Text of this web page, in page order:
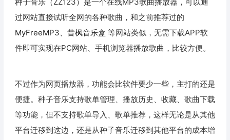
过网站直接试听全网的各种歌曲，和之前推荐过的
MyFreeMP3、 昔枫音乐盒 等网站类似，无需下载APP软
件即可实现在PC网站、手机浏览器播放歌曲，比较方便。
不过作为网页播放器，功能会比软件要少一些，主打的还是
便捷。种子音乐支持歌单管理、播放历史、收藏、歌曲下载
等功能，但不支持歌单导入、歌单推荐，这样无论是从其他
平台迁移到这边，还是从种子音乐迁移到其他平台的成本增